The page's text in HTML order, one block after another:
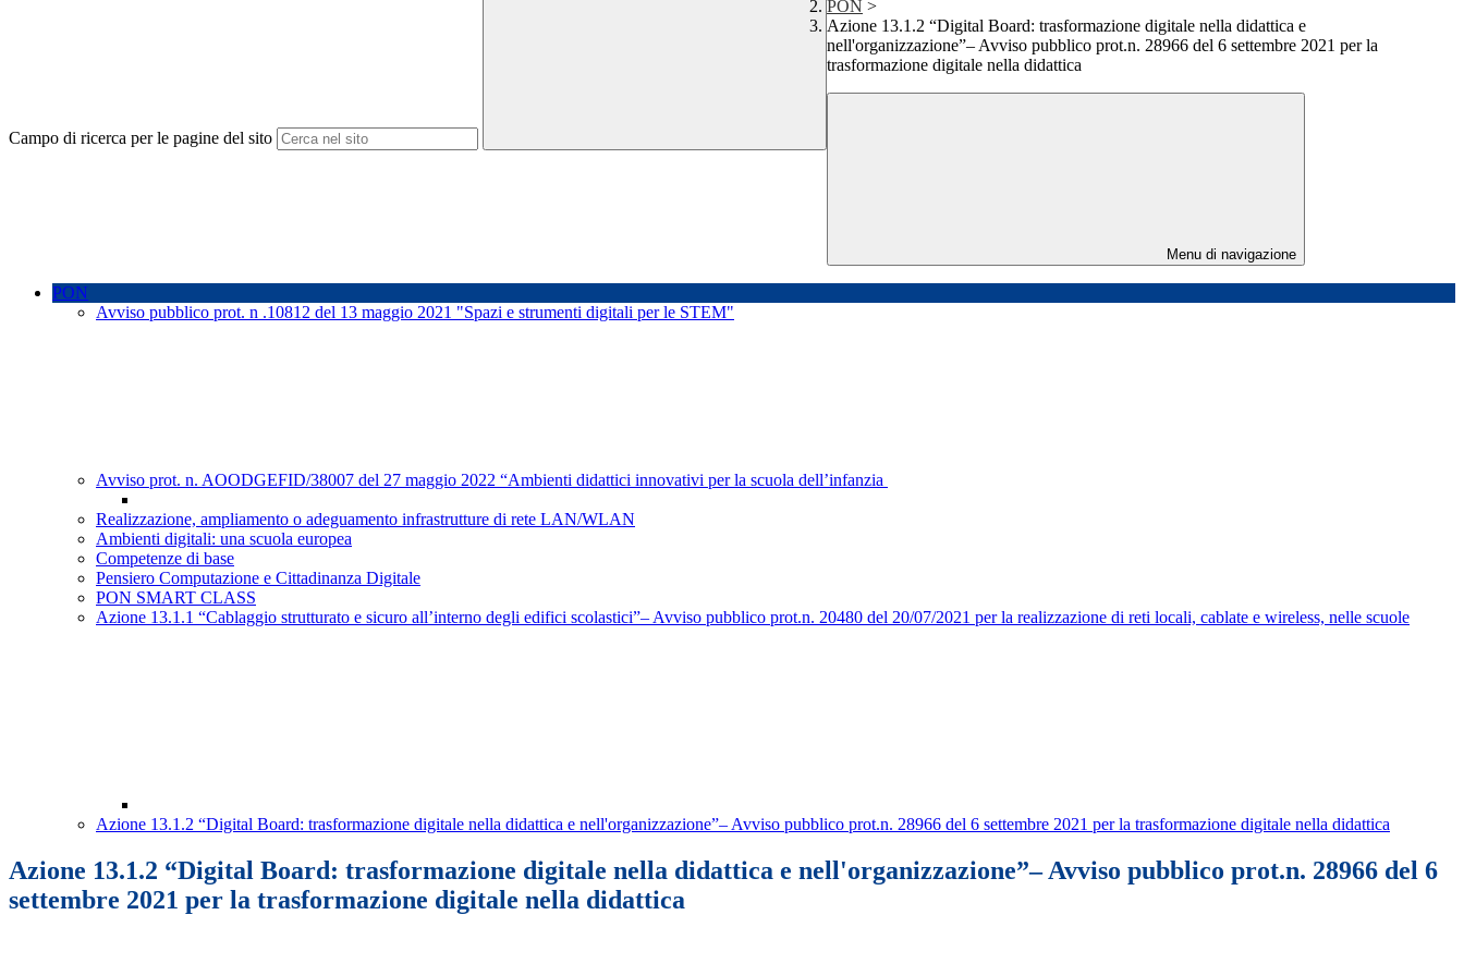
Campo di ricerca per le pagine del sito
PON >
Azione 13.1.2 “Digital Board: trasformazione digitale nella didattica e
nell'organizzazione”– Avviso pubblico prot.n. 28966 del 6 settembre 2021 per la
trasformazione digitale nella didattica
Menu di navigazione
PON
Avviso pubblico prot. n .10812 del 13 maggio 2021 "Spazi e strumenti digitali per le STEM"
Avviso prot. n. AOODGEFID/38007 del 27 maggio 2022 “Ambienti didattici innovativi per la scuola dell’infanzia
Realizzazione, ampliamento o adeguamento infrastrutture di rete LAN/WLAN
Ambienti digitali: una scuola europea
Competenze di base
Pensiero Computazione e Cittadinanza Digitale
PON SMART CLASS
Azione 13.1.1 “Cablaggio strutturato e sicuro all’interno degli edifici scolastici”– Avviso pubblico prot.n. 20480 del 20/07/2021 per la realizzazione di reti locali, cablate e wireless, nelle scuole
Azione 13.1.2 “Digital Board: trasformazione digitale nella didattica e nell'organizzazione”– Avviso pubblico prot.n. 28966 del 6 settembre 2021 per la trasformazione digitale nella didattica
Azione 13.1.2 “Digital Board: trasformazione digitale nella didattica e nell'organizzazione”– Avviso pubblico prot.n. 28966 del 6
settembre 2021 per la trasformazione digitale nella didattica